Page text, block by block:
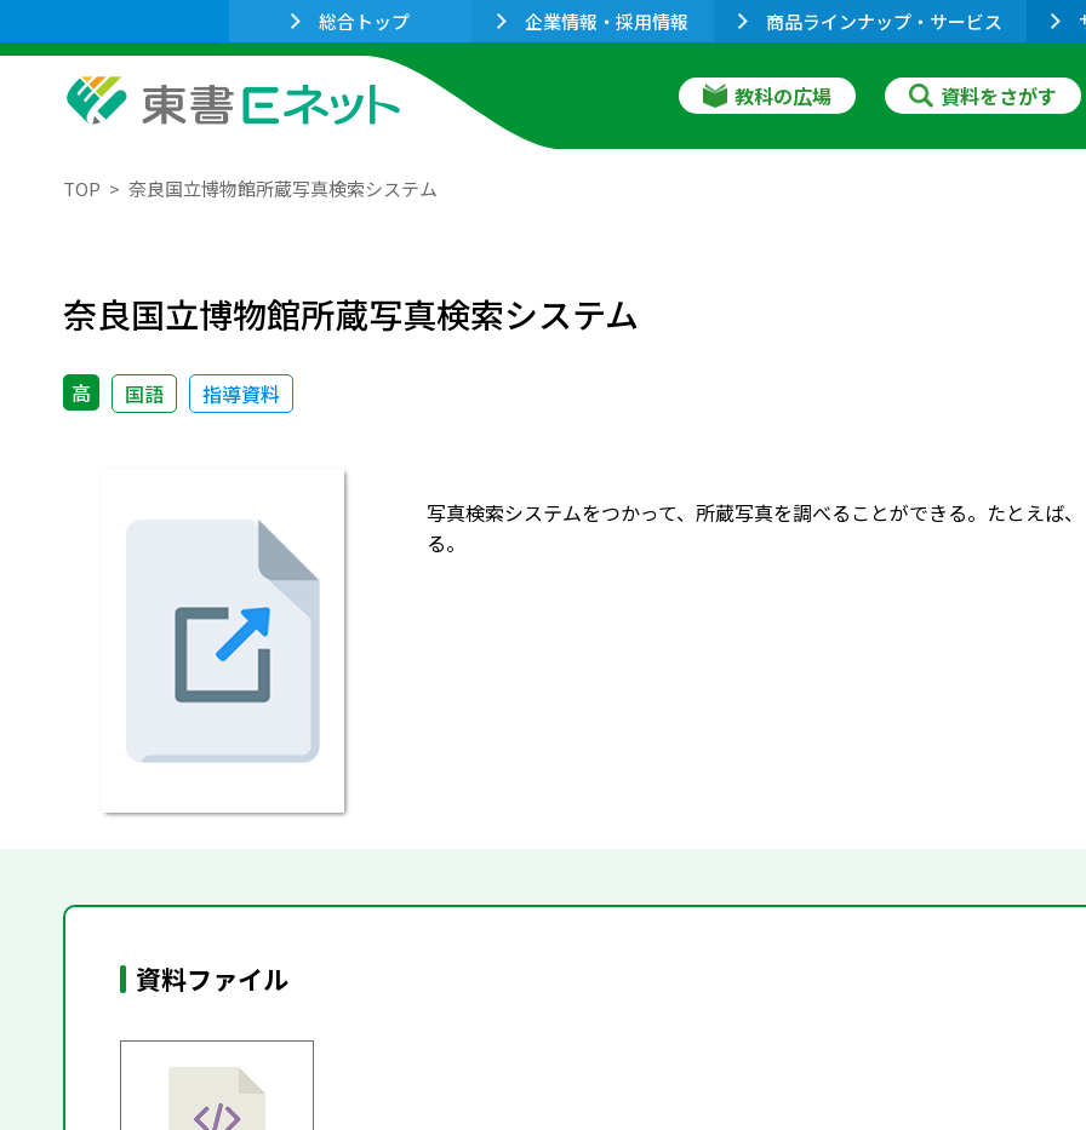
総合トップ 企業情報・採用情報 商品ラインナップ・サービス
教科の広場 資料をさがす
TOP 奈良国立博物館所蔵写真検索システム
奈良国立博物館所蔵写真検索システム
高 国語 指導資料
写真検索システムをつかって、所蔵写真を調べることができる。たとえば
る。
資料ファイル